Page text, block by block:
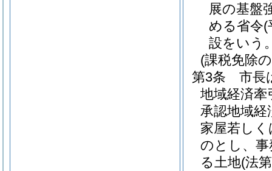
展の基盤
める省令(
設をいう
(課税免除
第3条
市長
地域経済
承認地域経
家屋若し
のとし、
る土地(法